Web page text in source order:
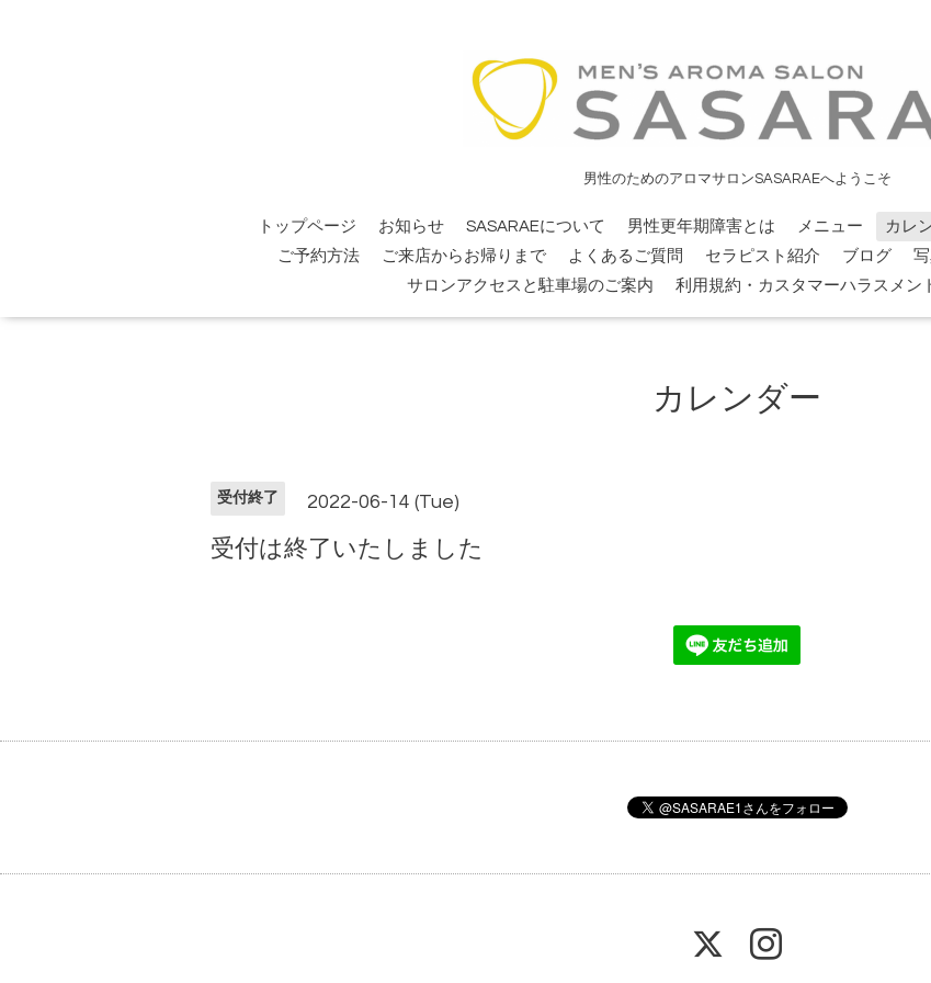
男性のためのアロマサロンSASARAEへようこそ
トップページ お知らせ SASARAEについて 男性更年期障害とは メニュー カレ
ご予約方法
ご来店からお帰りまで よくあるご質問 セラピスト紹介 ブログ
サロンアクセスと駐車場のご案内
利用規約・カスタマーハラスメン
カレンダー
受付終了 2022-06-14 (Tue)
受付は終了いたしました